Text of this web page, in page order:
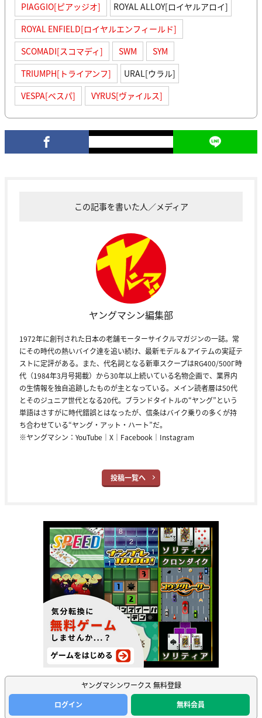
PIAGGIO[ピアッジオ]
ROYAL ALLOY[ロイヤルアロイ]
ROYAL ENFIELD[ロイヤルエンフィールド]
SCOMADI[スコマディ]
SWM
SYM
TRIUMPH[トライアンフ]
URAL[ウラル]
VESPA[ベスパ]
VYRUS[ヴァイルス]
この記事を書いた人／メディア
ヤングマシン編集部
1972年に創刊された日本の老舗モーターサイクルマガジンの一誌。常
にその時代の熱いバイク達を追い続け、最新モデル＆アイテムの実証テ
ストに定評がある。また、代名詞となる新車スクープはRG400/500Γ時
代（1984年3月号掲載）から30年以上続いている名物企画で、業界内
の生情報を独自追跡したものが主となっている。メイン読者層は50代
とそのジュニア世代となる20代。ブランドタイトルの“ヤング”という
単語はさすがに時代錯誤とはなったが、信条はバイク乗りの多くが持
ち合わせている“ヤング・アット・ハート”だ。
※ヤングマシン： YouTube ｜ X ｜ Facebook ｜ Instagram
投稿一覧へ
ヤングマシンワークス 無料登録
ログイン
無料会員